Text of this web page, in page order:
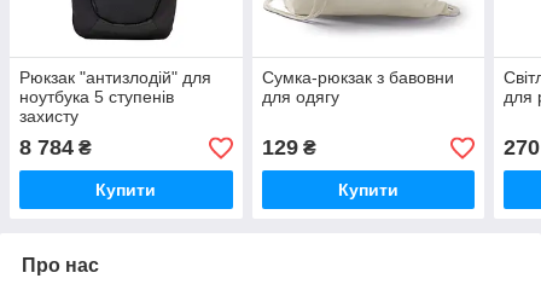
Рюкзак "антизлодій" для
ноутбука 5 ступенів
захисту
8 784 ₴
Купити
Сумка-рюкзак з бавовни
для одягу
129₴
Купити
для
270
Про нас